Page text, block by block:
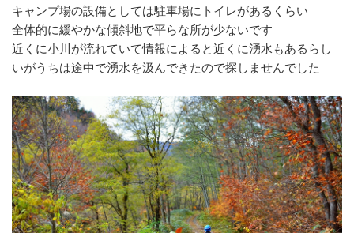
キャンプ場の設備としては駐車場にトイレがあるくらい
全体的に緩やかな傾斜地で平らな所が少ないです
近くに小川が流れていて情報によると近くに湧水もあるらし
いがうちは途中で湧水を汲んできたので探しませんでした